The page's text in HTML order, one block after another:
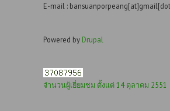
E-mail :
Powered by Drupal
จำนวนผู้เยี่ยมชม ตั้งแต่ 14 ตุลาคม 2551